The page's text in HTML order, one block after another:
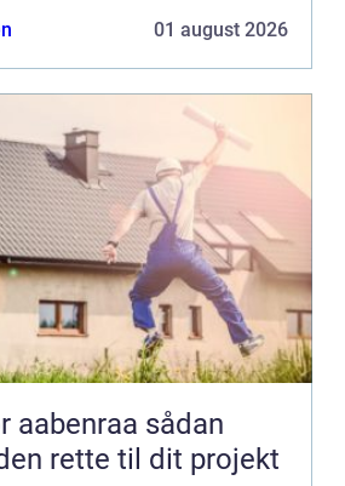
01 august 2026
sådan
rette til dit projekt